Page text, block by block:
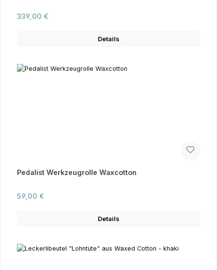
Regulärer Preis:
339,00 €
Details
Pedalist Werkzeugrolle Waxcotton
Regulärer Preis:
59,00 €
Details